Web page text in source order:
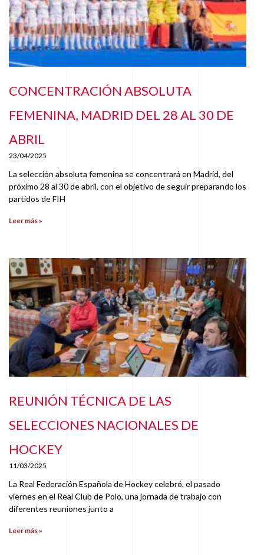
CONCENTRACIÓN ABSOLUTA
FEMENINA, MADRID DEL 28 AL 30 DE
ABRIL
23/04/2025
La selección absoluta femenina se concentrará en Madrid, del
próximo 28 al 30 de abril, con el objetivo de seguir preparando los
partidos de FIH
Leer más »
REUNIÓN TÉCNICA DE LAS
SELECCIONES NACIONALES DE
HOCKEY
11/03/2025
La Real Federación Española de Hockey celebró, el pasado
viernes en el Real Club de Polo, una jornada de trabajo con
diferentes reuniones junto a
Leer más »